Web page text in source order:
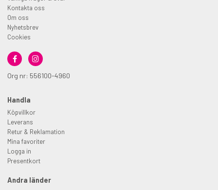
Kontakta oss
Om oss
Nyhetsbrev
Cookies
Org nr: 556100-4960
Handla
Köpvillkor
Leverans
Retur & Reklamation
Mina favoriter
Logga in
Presentkort
Andra länder